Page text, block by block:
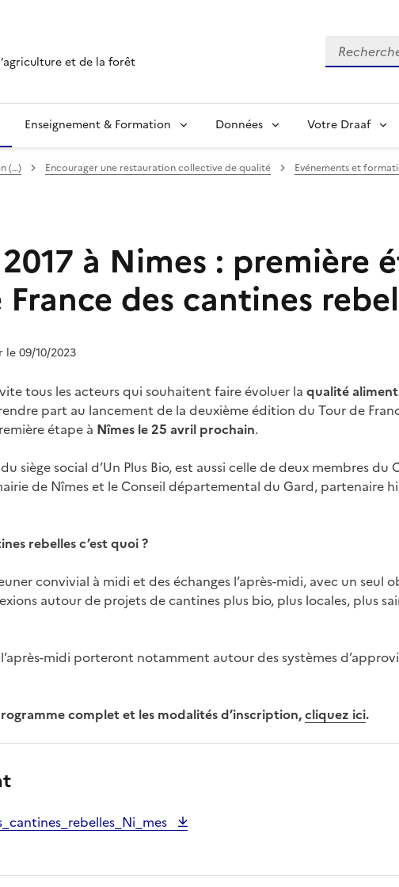
et de la forêt
Recherche
Enseignement & Formation Données Votre Draaf
(…) Encourager une restauration collective de qualité Evénements et
à Nimes : première
des cantines
le 09/10/2023
tous les acteurs qui souhaitent faire évoluer la qualité
part au lancement de la deuxième édition du Tour de
étape à Nîmes le 25 avril prochain.
siège social d’Un Plus Bio, est aussi celle de deux membres du
de Nîmes et le Conseil départemental du Gard, partenaire
rebelles c’est quoi ?
convivial à midi et des échanges l’après-midi, avec un seul
autour de projets de cantines plus bio, plus locales, plus
midi porteront notamment autour des systèmes
complet et les modalités d’inscription,cliquez ici.